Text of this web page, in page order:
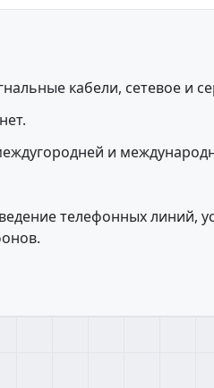
кабели, сетевое и
и
телефонных линий,